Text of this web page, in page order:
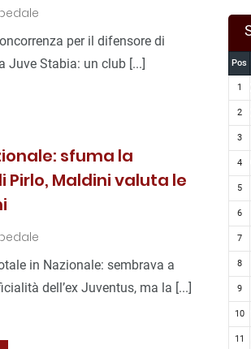
per il difensore di
Juve Stabia: un club [...]
sfuma la
Pirlo, Maldini valuta le
in Nazionale: sembrava a
dell’ex Juventus, ma la [...]
Pos
1
2
3
4
5
6
7
8
9
10
11